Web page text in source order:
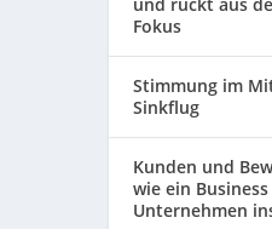
Fokus
Stimmung im
Sinkflug
Kunden und
wie ein
Unternehmen